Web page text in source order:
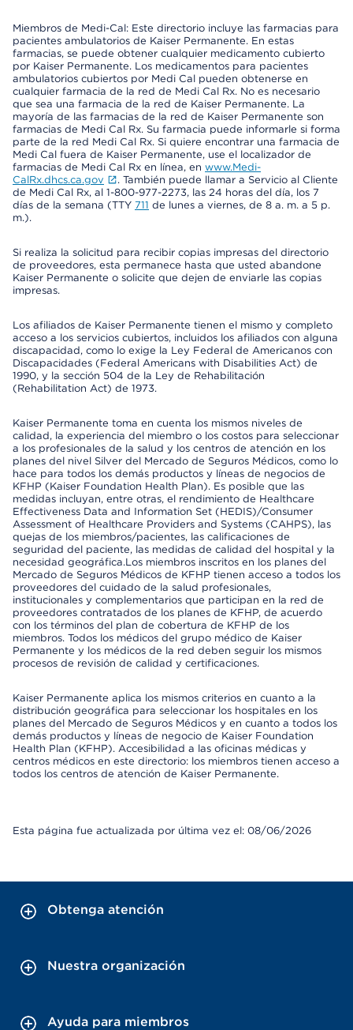
Miembros de Medi-Cal: Este directorio incluye las farmacias para
pacientes ambulatorios de Kaiser Permanente. En estas
farmacias, se puede obtener cualquier medicamento cubierto
por Kaiser Permanente. Los medicamentos para pacientes
ambulatorios cubiertos por Medi Cal pueden obtenerse en
cualquier farmacia de la red de Medi Cal Rx. No es necesario
que sea una farmacia de la red de Kaiser Permanente. La
mayoría de las farmacias de la red de Kaiser Permanente son
farmacias de Medi Cal Rx. Su farmacia puede informarle si forma
parte de la red Medi Cal Rx. Si quiere encontrar una farmacia de
Medi Cal fuera de Kaiser Permanente, use el localizador de
farmacias de Medi Cal Rx en línea, en www.Medi-
CalRx.dhcs.ca.gov
. También puede llamar a Servicio al Cliente
de Medi Cal Rx, al 1-800-977-2273, las 24 horas del día, los 7
días de la semana (TTY 711 de lunes a viernes, de 8 a. m. a 5 p.
m.).
Si realiza la solicitud para recibir copias impresas del directorio
de proveedores, esta permanece hasta que usted abandone
Kaiser Permanente o solicite que dejen de enviarle las copias
impresas.
Los afiliados de Kaiser Permanente tienen el mismo y completo
acceso a los servicios cubiertos, incluidos los afiliados con alguna
discapacidad, como lo exige la Ley Federal de Americanos con
Discapacidades (Federal Americans with Disabilities Act) de
1990, y la sección 504 de la Ley de Rehabilitación
(Rehabilitation Act) de 1973.
Kaiser Permanente toma en cuenta los mismos niveles de
calidad, la experiencia del miembro o los costos para seleccionar
a los profesionales de la salud y los centros de atención en los
planes del nivel Silver del Mercado de Seguros Médicos, como lo
hace para todos los demás productos y líneas de negocios de
KFHP (Kaiser Foundation Health Plan). Es posible que las
medidas incluyan, entre otras, el rendimiento de Healthcare
Effectiveness Data and Information Set (HEDIS)/Consumer
Assessment of Healthcare Providers and Systems (CAHPS), las
quejas de los miembros/pacientes, las calificaciones de
seguridad del paciente, las medidas de calidad del hospital y la
necesidad geográfica.Los miembros inscritos en los planes del
Mercado de Seguros Médicos de KFHP tienen acceso a todos los
proveedores del cuidado de la salud profesionales,
institucionales y complementarios que participan en la red de
proveedores contratados de los planes de KFHP, de acuerdo
con los términos del plan de cobertura de KFHP de los
miembros. Todos los médicos del grupo médico de Kaiser
Permanente y los médicos de la red deben seguir los mismos
procesos de revisión de calidad y certificaciones.
Kaiser Permanente aplica los mismos criterios en cuanto a la
distribución geográfica para seleccionar los hospitales en los
planes del Mercado de Seguros Médicos y en cuanto a todos los
demás productos y líneas de negocio de Kaiser Foundation
Health Plan (KFHP). Accesibilidad a las oficinas médicas y
centros médicos en este directorio: los miembros tienen acceso a
todos los centros de atención de Kaiser Permanente.
Esta página fue actualizada por última vez el: 08/06/2026
Obtenga atención
Nuestra organización
Ayuda para miembros